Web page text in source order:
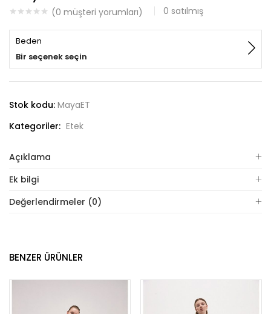
(0 müşteri yorumları) 0 satılmış
Beden
Bir seçenek seçin
Stok kodu: MayaET
Kategoriler: Etek
Açıklama
Ek bilgi
Değerlendirmeler (0)
BENZER ÜRÜNLER